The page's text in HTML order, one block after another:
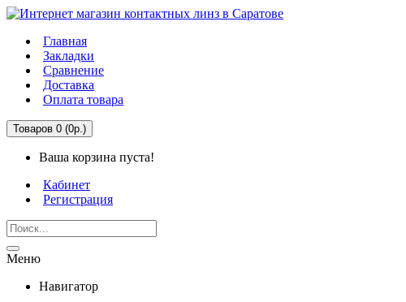
Главная
Закладки
Сравнение
Доставка
Оплата товара
Товаров 0 (0р.)
Ваша корзина пуста!
Кабинет
Регистрация
Меню
Навигатор